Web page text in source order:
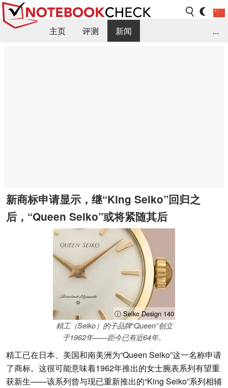
主页 评测
新闻
...
新商标申请显示，继“King Seiko”回归之
后，“Queen Seiko”或将紧随其后
ⓘ Seiko Design 140
精工（Seiko）的子品牌“Queen”创立
于1962年——距今已有近64年。
精工已在日本、美国和南美洲为“Queen Seiko”这一名称申请
了商标。这很可能意味着1962年推出的女士腕表系列有望重
获新生——该系列曾与现已重新推出的“King Seiko”系列相辅